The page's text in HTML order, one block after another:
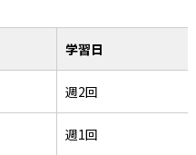
学習日
週2回
週1回